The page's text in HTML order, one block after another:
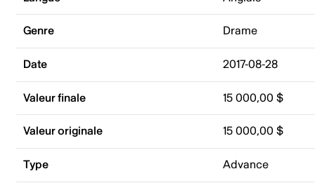
Genre Drame
Date 2017-08-28
Valeur finale 15 000,00 $
Valeur originale 15 000,00 $
Type Advance